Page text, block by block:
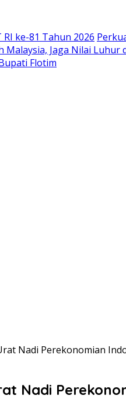
ke-81 Tahun 2026
Jaga Nilai Luhur
Flotim
Nadi Perekonomian
Nadi